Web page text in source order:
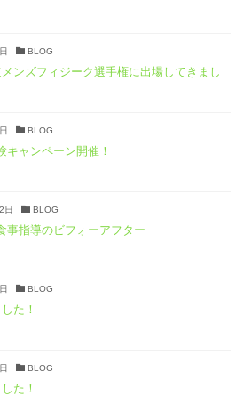
BLOG
ンズフィジーク選手権に出場してきまし
BLOG
キャンペーン開催！
日 BLOG
事指導のビフォーアフター
BLOG
た！
BLOG
た！